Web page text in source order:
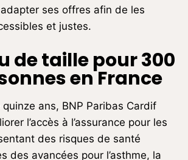
adapter ses offres afin de les
et justes.
de taille pour 300
en France
ans, BNP Paribas Cardif
l’accès à l’assurance pour les
des risques de santé
des avancées pour l’asthme, la